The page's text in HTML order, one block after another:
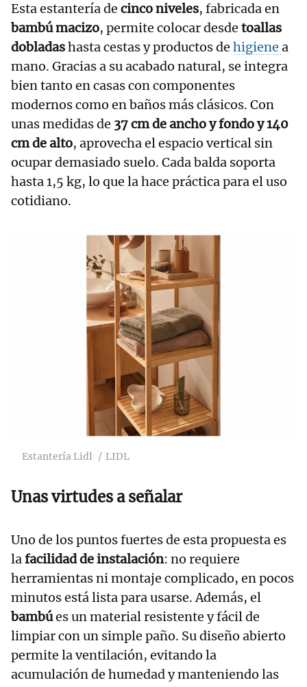
Esta estantería de cinco niveles, fabricada en
bambú macizo, permite colocar desde toallas
dobladashasta cestas y productos de higiene a
mano. Gracias a su acabado natural, se integra
bien tanto en casas con componentes
modernos como en baños más clásicos. Con
unas medidas de 37 cm de ancho y fondo y 140
cm de alto, aprovecha el espacio vertical sin
ocupar demasiado suelo. Cada balda soporta
hasta 1,5 kg, lo que la hace práctica para el uso
cotidiano.
Estantería Lidl LIDL
Unas virtudes a señalar
Uno de los puntos fuertes de esta propuesta es
lafacilidad de instalación: no requiere
herramientas ni montaje complicado, en pocos
minutos está lista para usarse. Además, el
bambúes un material resistente y fácil de
limpiar con un simple paño. Su diseño abierto
permite la ventilación, evitando la
acumulación de humedad y manteniendo las